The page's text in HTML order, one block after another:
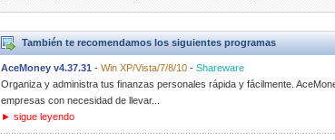
También te recomendamos los siguientes programas
AceMoney v4.37.31 - Win XP/Vista/7/8/10- Shareware
Organiza y administra tus finanzas personales rápida y fácilmente.
empresas con necesidad de llevar...
► sigue leyendo